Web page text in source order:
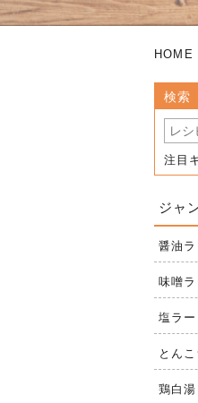
HOME
検索
注目
ジャ
醤油
味噌
塩ラ
とん
鶏白